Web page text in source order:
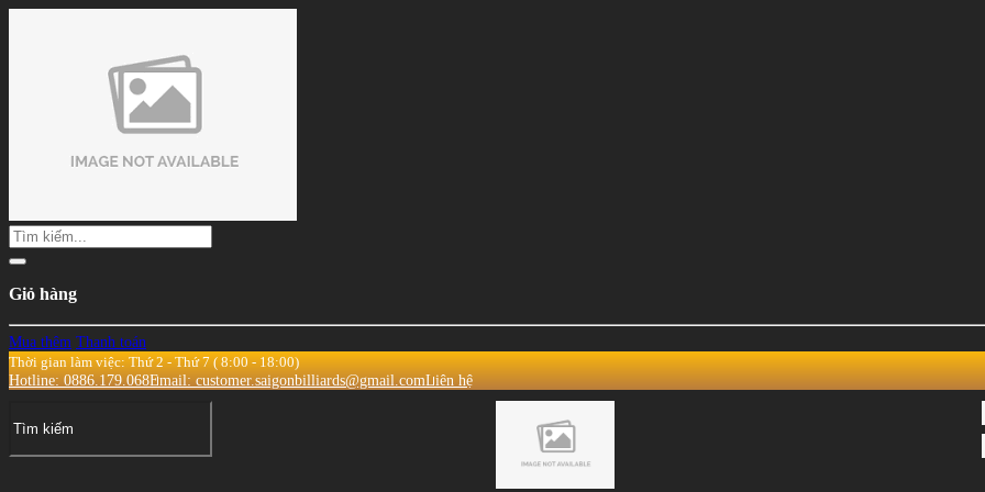
Giỏ hàng
Mua thêm Thanh toán
Thời gian làm việc: Thứ 2 - Thứ 7 ( 8:00 - 18:00)
Hotline: 0886.179.068Email: customer.saigonbilliards@gmail.comLiên hệ